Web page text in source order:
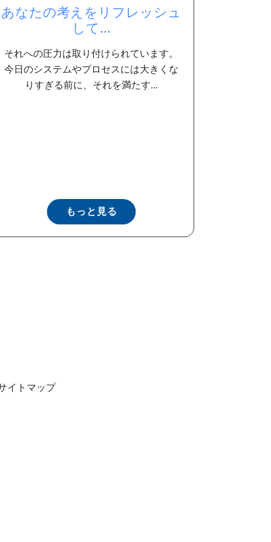
あなたの考えをリフレッシュ
して...
それへの圧力は取り付けられています。
今日のシステムやプロセスには大きくな
りすぎる前に、それを満たす...
もっと見る
イトマップ